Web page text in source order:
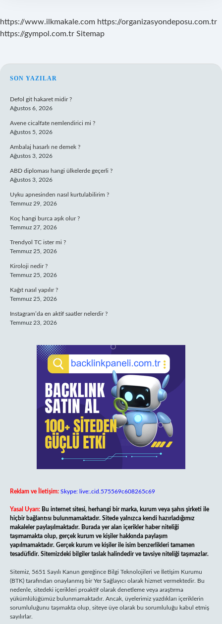
https://www.ilkmakale.com https://organizasyondeposu.com.tr
https://gympol.com.tr Sitemap
SIDEBAR
SON YAZILAR
Defol git hakaret midir ?
Ağustos 6, 2026
Avene cicalfate nemlendirici mi ?
Ağustos 5, 2026
Ambalaj hasarlı ne demek ?
Ağustos 3, 2026
ABD diploması hangi ülkelerde geçerli ?
Ağustos 3, 2026
Uyku apnesinden nasıl kurtulabilirim ?
Temmuz 29, 2026
Koç hangi burca aşık olur ?
Temmuz 27, 2026
Trendyol TC ister mi ?
Temmuz 25, 2026
Kiroloji nedir ?
Temmuz 25, 2026
Kağıt nasıl yapılır ?
Temmuz 25, 2026
Instagram’da en aktif saatler nelerdir ?
Temmuz 23, 2026
Reklam ve İletişim: Skype: live:.cid.575569c608265c69
Yasal Uyarı: Bu internet sitesi, herhangi bir marka, kurum veya şahıs şirketi ile
hiçbir bağlantısı bulunmamaktadır. Sitede yalnızca kendi hazırladığımız
makaleler paylaşılmaktadır. Burada yer alan içerikler haber niteliği
taşımamakta olup, gerçek kurum ve kişiler hakkında paylaşım
yapılmamaktadır. Gerçek kurum ve kişiler ile isim benzerlikleri tamamen
tesadüfidir. Sitemizdeki bilgiler taslak halindedir ve tavsiye niteliği taşımazlar.
Sitemiz, 5651 Sayılı Kanun gereğince Bilgi Teknolojileri ve İletişim Kurumu
(BTK) tarafından onaylanmış bir Yer Sağlayıcı olarak hizmet vermektedir. Bu
nedenle, sitedeki içerikleri proaktif olarak denetleme veya araştırma
yükümlülüğümüz bulunmamaktadır. Ancak, üyelerimiz yazdıkları içeriklerin
sorumluluğunu taşımakta olup, siteye üye olarak bu sorumluluğu kabul etmiş
sayılırlar.